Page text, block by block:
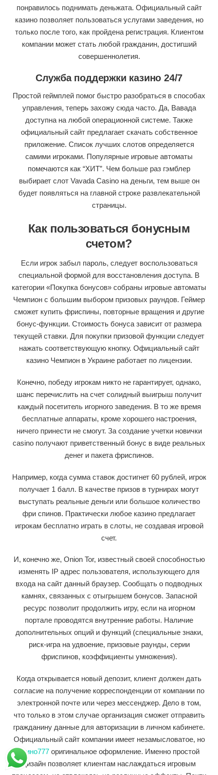
понравилось поднимать деньжата. Официальный сайт
казино позволяет пользоваться услугами заведения, но
только после того, как пройдена регистрация. Клиентом
компании может стать любой гражданин, достигший
совершеннолетия.
Служба поддержки казино 24/7
Простой геймплей помог быстро разобраться в способах
управления, теперь захожу сюда часто. Да, Вавада
доступна на любой операционной системе. Также
официальный сайт предлагает скачать собственное
приложение. Список лучших слотов определяется
самими игроками. Популярные игровые автоматы
помечаются как “ХИТ”. Чем больше раз гэмблер
выбирает слот Vavada Casino на деньги, тем выше он
будет появляться на главной строке развлекательной
страницы.
Как пользоваться бонусным
счетом?
Если игрок забыл пароль, следует воспользоваться
специальной формой для восстановления доступа. В
категории «Покупка бонусов» собраны игровые автоматы
Чемпион с большим выбором призовых раундов. Геймер
сможет купить фриспины, повторные вращения и другие
бонус-функции. Стоимость бонуса зависит от размера
текущей ставки. Для покупки призовой функции следует
нажать соответствующую кнопку. Официальный сайт
казино Чемпион в Украине работает по лицензии.
Конечно, победу игрокам никто не гарантирует, однако,
шанс перечислить на счет солидный выигрыш получит
каждый посетитель игорного заведения. В то же время
бесплатные аппараты, кроме хорошего настроения,
ничего принести не смогут. За создание учетки новички
casino получают приветственный бонус в виде реальных
денег и пакета фриспинов.
Например, когда сумма ставок достигнет 60 рублей, игрок
получает 1 балл. В качестве призов в турнирах могут
выступать реальные деньги или большое количество
фри спинов. Практически любое казино предлагает
игрокам бесплатно играть в слоты, не создавая игровой
счет.
И, конечно же, Onion Tor, известный своей способностью
изменять IP адрес пользователя, использующего для
входа на сайт данный браузер. Сообщать о подводных
камнях, связанных с отыгрышем бонусов. Запасной
ресурс позволит продолжить игру, если на игорном
портале проводятся внутренние работы. Наличие
дополнительных опций и функций (специальные знаки,
риск-игра на удвоение, призовые раунды, серии
фриспинов, коэффициенты умножения).
Когда открывается новый депозит, клиент должен дать
согласие на получение корреспонденции от компании по
электронной почте или через мессенджер. Дело в том,
что только в этом случае организация сможет отправить
гражданину данные для авторизации в личном кабинете.
Официальный сайт компании имеет незамысловатое, но
азино777 оригинальное оформление. Именно простой
дизайн позволяет клиентам наслаждаться игровым